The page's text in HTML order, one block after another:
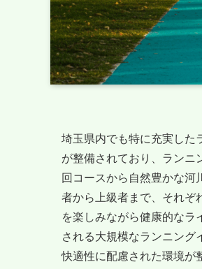
埼玉県内でも特に充実した
が整備されており、ランニ
回コースから自然豊かな河
者から上級者まで、それぞ
を楽しみながら健康的なラ
される大規模なランニング
快適性に配慮された環境が